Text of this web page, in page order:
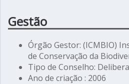
Gestão
Órgão Gestor: (ICMBIO)
de Conservação da
Tipo de Conselho:
Ano de criação : 2006